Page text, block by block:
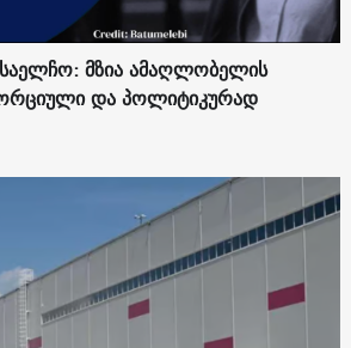
მზია ამაღლობელის
და პოლიტიკურად